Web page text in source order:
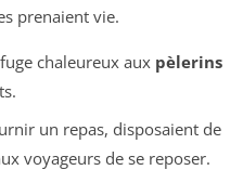
prenaient vie.
chaleureux aux pèlerins
un repas, disposaient de
voyageurs de se reposer.